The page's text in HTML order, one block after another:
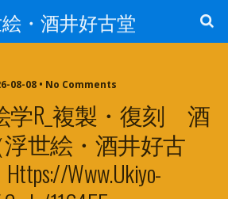
・酒井好古堂
08-08 • No Comments
学R_複製・復刻 酒
世絵・酒井好古
www.ukiyo-